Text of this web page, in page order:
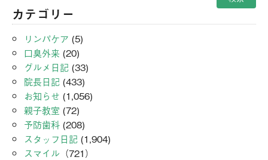
カテゴリー
リンパケア (5)
口臭外来 (20)
グルメ日記 (33)
院長日記 (433)
お知らせ (1,056)
親子教室 (72)
予防歯科 (208)
スタッフ日記 (1,904)
スマイル （721）